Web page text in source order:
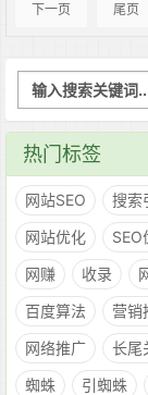
下一页 尾页
热门标签
网站SEO 搜索
网站优化
SEO
网赚
收录
百度算法
营销
网络推广
长尾
蜘蛛
引蜘蛛